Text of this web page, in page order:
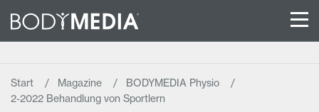
Start Magazine
BODYMEDIA Physio
2-2022 Behandlung von Sportlern